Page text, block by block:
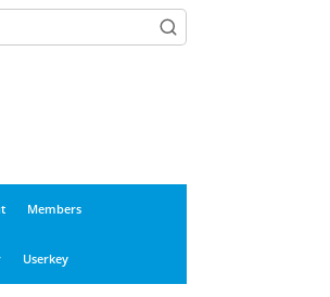
Members
Userkey